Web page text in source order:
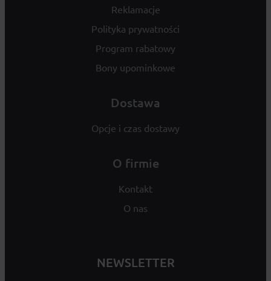
Reklamacje
Polityka prywatności
Program rabatowy
Bony upominkowe
Dostawa
Opcje i czas dostawy
O firmie
Kontakt
O nas
NEWSLETTER